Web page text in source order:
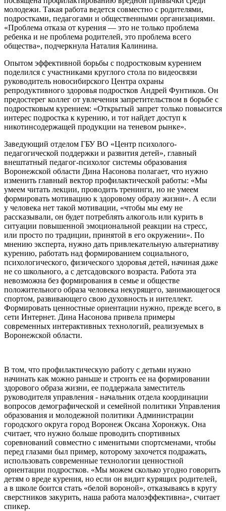
молодежи. Такая работа ведется совместно с родителями,
подростками, педагогами и общественными организациями.
«Проблема отказа от курения — это не только проблема
ребенка и не проблема родителей, это проблема всего
общества», подчеркнула Наталия Калинина.
Опытом эффективной борьбы с подростковым курением
поделился с участниками круглого стола по видеосвязи
руководитель новосибирского Центра охраны
репродуктивного здоровья подростков Андрей Фунтиков. Он
предостерег коллег от увлечения запретительством в борьбе с
подростковым курением: «Открытый запрет только повысится
интерес подростка к курению, и тот найдет доступ к
никотинсодержащей продукции на теневом рынке».
Заведующий отделом ГБУ ВО «Центр психолого-
педагогической поддержки и развития детей», главный
внештатный педагог-психолог системы образования
Воронежской области Дина Насонова полагает, что нужно
изменить главный вектор профилактической работы: «Мы
умеем читать лекции, проводить тренинги, но не умеем
формировать мотивацию к здоровому образу жизни». А если
у человека нет такой мотивации, «чтобы мы ему не
рассказывали, он будет потреблять алкоголь или курить в
ситуации повышенной эмоциональной реакции на стресс,
или просто по традиции, принятой в его окружении». По
мнению эксперта, нужно дать привлекательную альтернативу
курению, работать над формированием социального,
психологического, физического здоровья детей, начиная даже
не со школьного, а с детсадовского возраста. Работа эта
невозможна без формирования в семье и обществе
положительного образа человека некурящего, занимающегося
спортом, развивающего свою духовность и интеллект.
Формировать ценностные ориентации нужно, прежде всего, в
сети Интернет. Дина Насонова привела примеры
современных интерактивных технологий, реализуемых в
Воронежской области.
В том, что профилактическую работу с детьми нужно
начинать как можно раньше и строить ее на формировании
здорового образа жизни, ее поддержала заместитель
руководителя управления - начальник отдела координации
вопросов демографической и семейной политики Управления
образования и молодежной политики Администрации
городского округа город Воронеж Оксана Хоронжук. Она
считает, что нужно больше проводить спортивных
соревнований совместно с именитыми спортсменами, чтобы
перед глазами был пример, которому захочется подражать,
использовать современные технологии ценностной
ориентации подростков. «Мы можем сколько угодно говорить
детям о вреде курения, но если он видит курящих родителей,
а в школе боится стать «белой вороной», отказываясь в кругу
сверстников закурить, наша работа малоэффективна», считает
спикер.